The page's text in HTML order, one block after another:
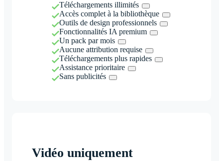
Téléchargements illimités
Accès complet à la bibliothèque
Outils de design professionnels
Fonctionnalités IA premium
Un pack par mois
Aucune attribution requise
Téléchargements plus rapides
Assistance prioritaire
Sans publicités
Vidéo uniquement